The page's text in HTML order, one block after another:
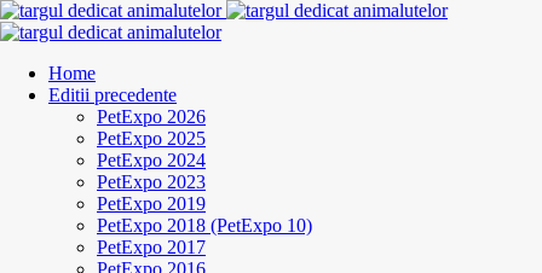
Home
Editii precedente
PetExpo 2026
PetExpo 2025
PetExpo 2024
PetExpo 2023
PetExpo 2019
PetExpo 2018 (PetExpo 10)
PetExpo 2017
PetExpo 2016